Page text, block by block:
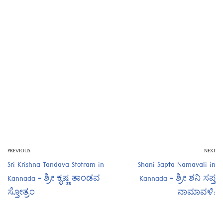
PREVIOUS
Sri Krishna Tandava Stotram in
Kannada – ಶ್ರೀ ಕೃಷ್ಣ ತಾಂಡವ
ಸ್ತೋತ್ರಂ
NEXT
Shani Sapta Namavali in
Kannada – ಶ್ರೀ ಶನಿ ಸಪ್ತ
ನಾಮಾವಳಿ: